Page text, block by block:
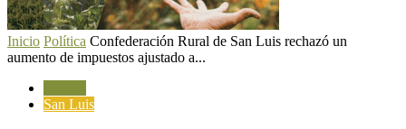
Inicio Política Confederación Rural de San Luis rechazó un
aumento de impuestos ajustado a...
San Luis